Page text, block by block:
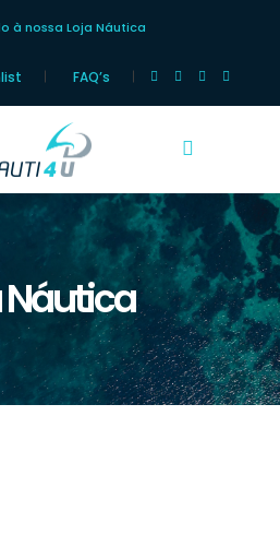
à nossa Loja Náutica
FAQ’s
Náutica